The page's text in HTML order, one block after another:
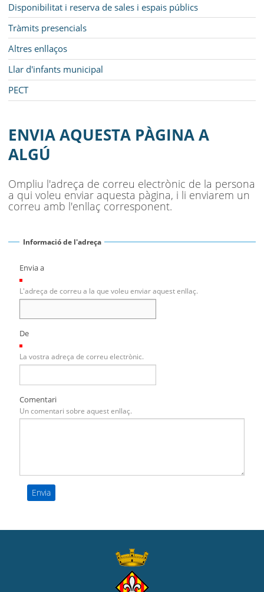
Disponibilitat i reserva de sales i espais públics
Tràmits presencials
Altres enllaços
Llar d'infants municipal
PECT
ENVIA AQUESTA PÀGINA A
ALGÚ
Ompliu l'adreça de correu electrònic de la persona
a qui voleu enviar aquesta pàgina, i li enviarem un
correu amb l'enllaç corresponent.
Informació de l'adreça
Envia a
L'adreça de correu a la que voleu enviar aquest enllaç.
De
La vostra adreça de correu electrònic.
Comentari
Un comentari sobre aquest enllaç.